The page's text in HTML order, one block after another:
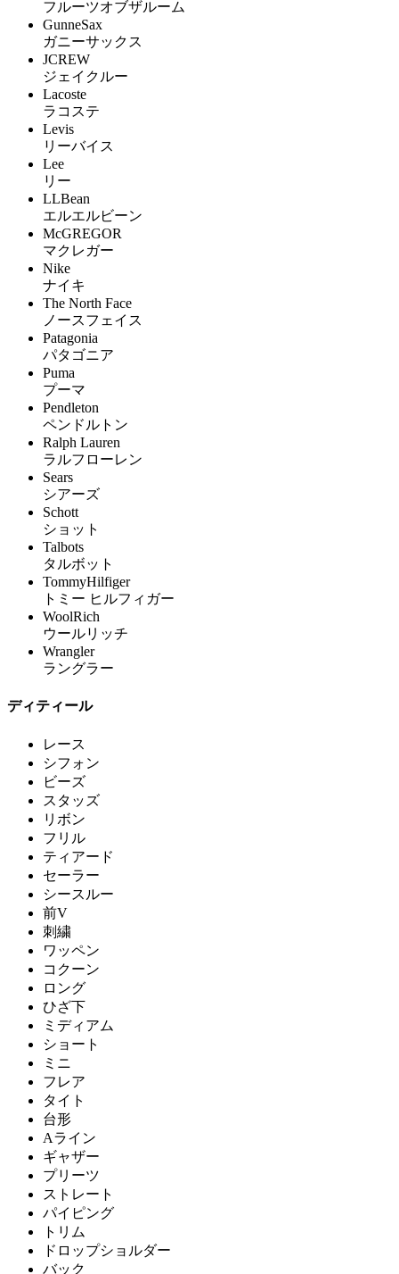
フルーツオブザルーム
GunneSax
ガニーサックス
JCREW
ジェイクルー
Lacoste
ラコステ
Levis
リーバイス
Lee
リー
LLBean
エルエルビーン
McGREGOR
マクレガー
Nike
ナイキ
The North Face
ノースフェイス
Patagonia
パタゴニア
Puma
プーマ
Pendleton
ペンドルトン
Ralph Lauren
ラルフローレン
Sears
シアーズ
Schott
ショット
Talbots
タルボット
TommyHilfiger
トミー ヒルフィガー
WoolRich
ウールリッチ
Wrangler
ラングラー
ディティール
レース
シフォン
ビーズ
スタッズ
リボン
フリル
ティアード
セーラー
シースルー
前V
刺繍
ワッペン
コクーン
ロング
ひざ下
ミディアム
ショート
ミニ
フレア
タイト
台形
Aライン
ギャザー
プリーツ
ストレート
パイピング
トリム
ドロップショルダー
バック